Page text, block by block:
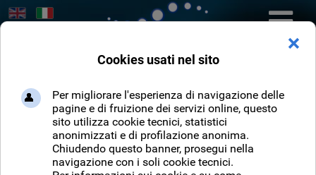
Seleziona la tua lingua
CERCA
Home NEWS
Eventi
Le Giornate del Cinema Muto 2023 - Teatro Comunale Giuseppe Verdi
di Pordenone